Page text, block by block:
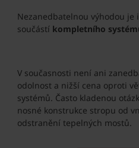
Nezanedbatelnou výhodou je
součástí kompletního
V současnosti není ani
odolnost a nižší cena oproti
systémů. Často kladenou
nosné konstrukce stropu od
odstranění tepelných mostů.